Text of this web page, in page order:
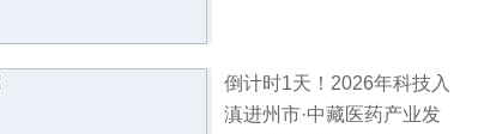
倒计时1天！2026年科技入
滇进州市·中藏医药产业发